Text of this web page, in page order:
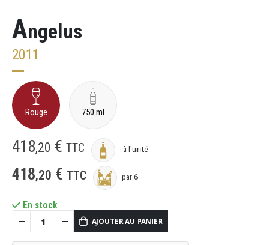
Angelus
2011
Rouge 750 ml
418,20 € TTC à l'unité
418,20 € TTC par 6
En stock
AJOUTER AU PANIER